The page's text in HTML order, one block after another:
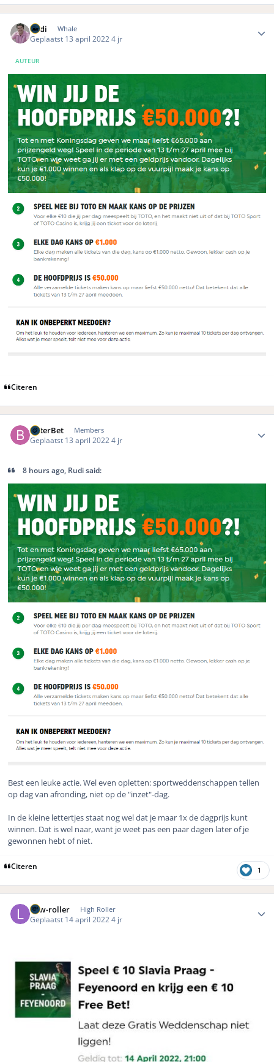
Rudi Whale
Geplaatst 13 april 20224 jr
AUTEUR
Citeren
BeterBet Members
Geplaatst 13 april 20224 jr
8 hours ago, Rudi said:
Best een leuke actie. Wel even opletten: sportweddenschappen tellen
op dag van afronding, niet op de "inzet"-dag.
In de kleine lettertjes staat nog wel dat je maar 1x de dagprijs kunt
winnen. Dat is wel naar, want je weet pas een paar dagen later of je
gewonnen hebt of niet.
Citeren 1
Low-roller High Roller
Geplaatst 14 april 20224 jr